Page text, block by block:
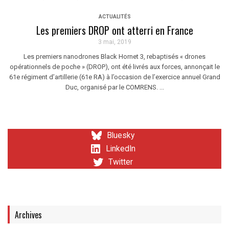
ACTUALITÉS
Les premiers DROP ont atterri en France
3 mai, 2019
Les premiers nanodrones Black Hornet 3, rebaptisés « drones
opérationnels de poche » (DROP), ont été livrés aux forces, annonçait le
61e régiment d’artillerie (61e RA) à l’occasion de l’exercice annuel Grand
Duc, organisé par le COMRENS. ...
Bluesky
LinkedIn
Twitter
Archives